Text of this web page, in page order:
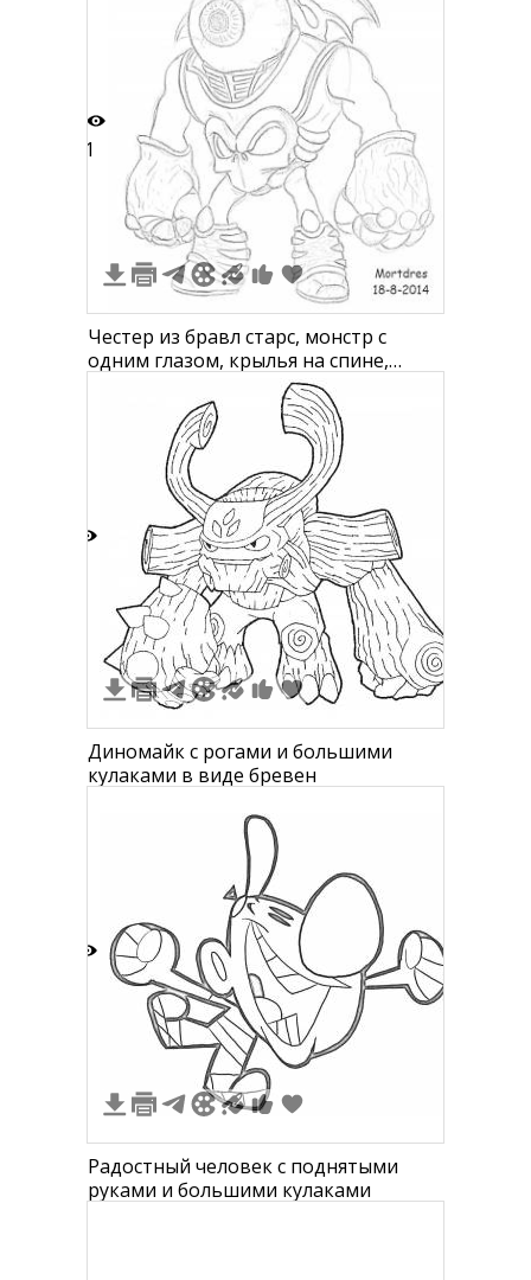
1
Честер из бравл старс, монстр с
одним глазом, крылья на спине,
большие кулаки, массивные ботинки,
скелетный костюм
Диномайк с рогами и большими
кулаками в виде бревен
Радостный человек с поднятыми
руками и большими кулаками